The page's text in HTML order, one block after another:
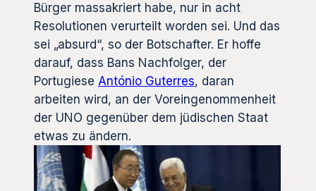
Bürger massakriert habe, nur in acht
Resolutionen verurteilt worden sei. Und das
sei „absurd“, so der Botschafter. Er hoffe
darauf, dass Bans Nachfolger, der
Portugiese António Guterres, daran
arbeiten wird, an der Voreingenommenheit
der UNO gegenüber dem jüdischen Staat
etwas zu ändern.